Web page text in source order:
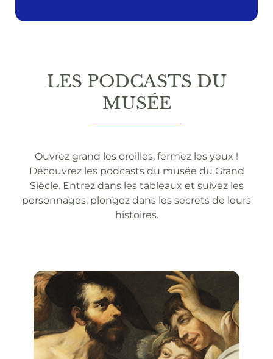
LES PODCASTS DU
MUSÉE
Ouvrez grand les oreilles, fermez les yeux !
Découvrez les podcasts du musée du Grand
Siècle. Entrez dans les tableaux et suivez les
personnages, plongez dans les secrets de leurs
histoires.